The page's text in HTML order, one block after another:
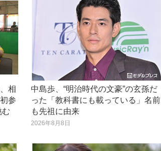
相
参
む
中島歩、“明治時代の文豪”の玄孫だ
った「教科書にも載っている」名前
も先祖に由来
2026年8月8日